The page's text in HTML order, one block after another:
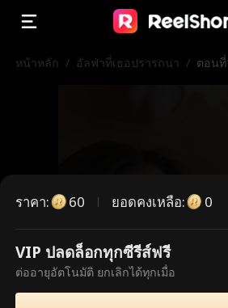
หน้าหลัก / อัลฟ่าที่เธอปรารถนา / ตอนที่
ตอนนี้เป็นตอนพรีเมียม ก
เพื่อรับชม
ราคา: 60 ยอดคงเหลือ: 0
VIP ปลดล็อกทุกซีรีส์ฟรี
ต่ออายุอัตโนมัติ ยกเลิกได้ทุกเมื่อ